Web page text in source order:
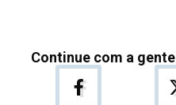
Continue com a gente